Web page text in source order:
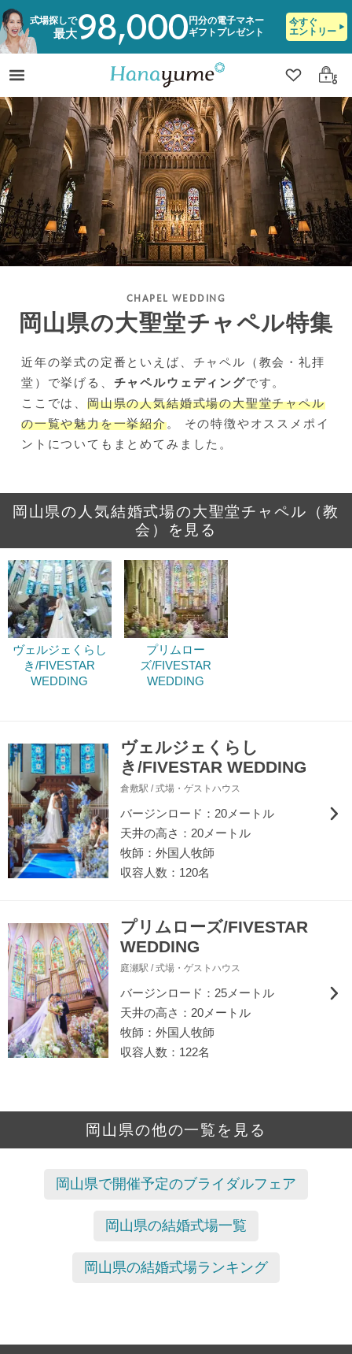
式場探しで
最大98,000 円分の電子マネー
ギフトプレゼント
今すぐ
エントリー
クリップ
ログ
岡山県の大聖堂チャペル特集
近年の挙式の定番といえば、チャペル（教会・礼拝
堂）で挙げる、 チャペルウェディングです。
ここでは、 岡山県の人気結婚式場の大聖堂チャペル
の一覧や魅力を一挙紹介。 その特徴やオススメポイ
ントについてもまとめてみました。
岡山県の人気結婚式場の大聖堂チャペル（教
会）を見る
ヴェルジェくらし
き/FIVESTAR
WEDDING
プリムロー
ズ/FIVESTAR
WEDDING
ヴェルジェくらし
き/FIVESTAR WEDDING
倉敷駅 / 式場・ゲストハウス
バージンロード：20メートル
天井の高さ：20メートル
牧師：外国人牧師
収容人数：120名
プリムローズ/FIVESTAR
WEDDING
庭瀬駅 / 式場・ゲストハウス
バージンロード：25メートル
天井の高さ：20メートル
牧師：外国人牧師
収容人数：122名
岡山県の他の一覧を見る
岡山県で開催予定のブライダルフェア
岡山県の結婚式場一覧
岡山県の結婚式場ランキング